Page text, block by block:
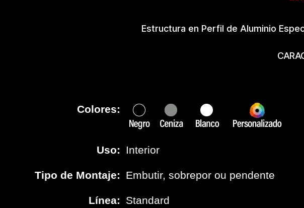
Estructura en Perfil de Aluminio
Colores:
Uso: Interior
Tipo de Montaje: Embutir, sobrepor ou pendente
Línea: Standard